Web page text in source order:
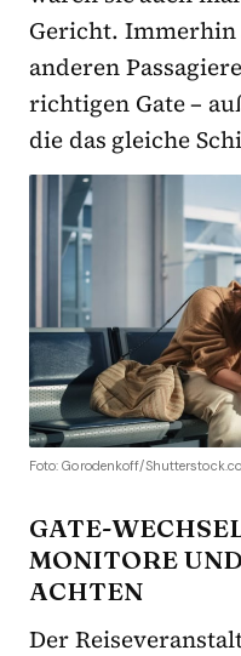
Gericht. Immerhin
anderen
richtigen Gate –
die das gleiche
Foto: Gorodenkoff/
GATE-
MONITORE
ACHTEN
Der